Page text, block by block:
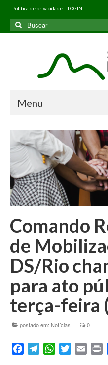
Política de privacidade LOGIN
Buscar
por:
Menu
Home
Quem somos
Filiados
Informativos
Fale conosco
Comando
de
DS/Rio
para ato
terça-feira
postado em: Notícias | 0
FacebookTelegramWhatsAppTwitterEmail